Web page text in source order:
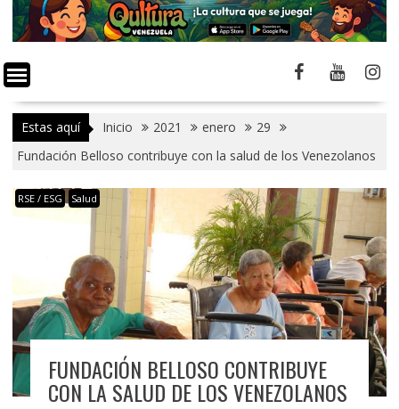
Estas aquí Inicio 2021 enero
29
Fundación Belloso contribuye con la salud de los Venezolanos
RSE / ESG Salud
FUNDACIÓN BELLOSO CONTRIBUYE
CON LA SALUD DE LOS VENEZOLANOS